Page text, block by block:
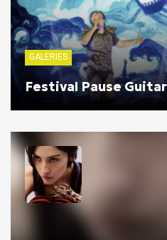
GALERIES
Festival Pause